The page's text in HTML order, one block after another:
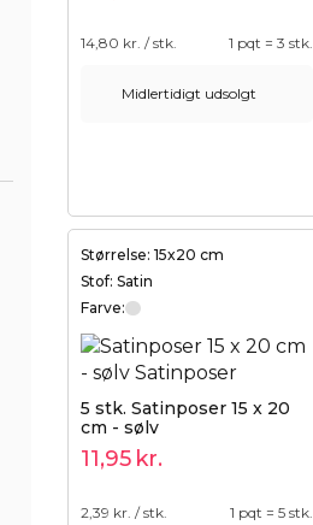
14,80 kr. / stk. 1 pqt = 3 stk.
Midlertidigt udsolgt
Størrelse: 15x20 cm
Stof: Satin
Farve:
5 stk. Satinposer 15 x 20
cm - sølv
11,95 kr.
2,39 kr. / stk. 1 pqt = 5 stk.